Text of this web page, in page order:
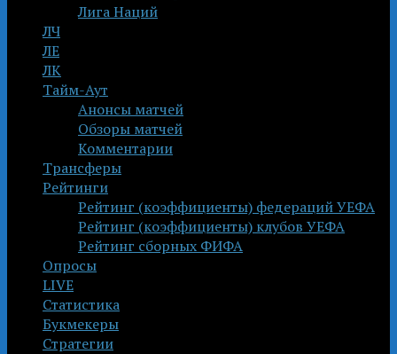
Лига Наций
ЛЧ
ЛЕ
ЛК
Тайм-Аут
Анонсы матчей
Обзоры матчей
Комментарии
Трансферы
Рейтинги
Рейтинг (коэффициенты) федераций УЕФА
Рейтинг (коэффициенты) клубов УЕФА
Рейтинг сборных ФИФА
Опросы
LIVE
Статистика
Букмекеры
Стратегии